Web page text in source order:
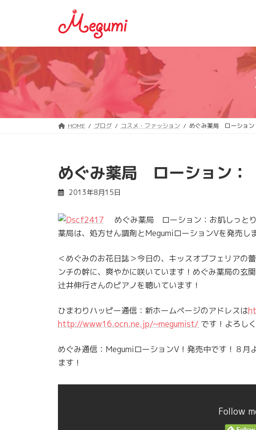
ツ
へ
ス
ッ
シ
ョ
ン
移
HOME ブログ コスメ・ファッション めぐみ薬局 ローション
めぐみ薬局 ローション：
2013年8月15日
めぐみ薬局 ローション：お肌しっと
薬局は、処方せん調剤とMegumiローションVを発売し
＜めぐみのお花日誌＞今日の、キッスオブフェリアの
ンチの幹に、爽やかに咲いています！めぐみ薬局の玄
辻井伸行さんのピアノを聴いています！
ひまわりハッピー通信：新ホームページのアドレスは
http://www16.ocn.ne.jp/~megumist/ です！よろしく
めぐみ通信：MegumiローションV！発売中です！８月
ます！
Follow